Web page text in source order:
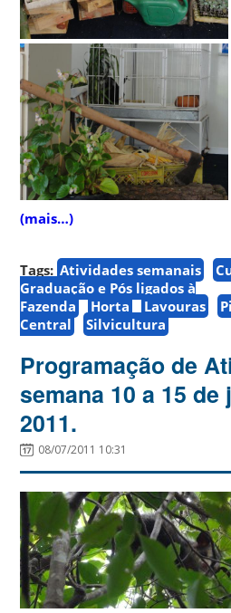
(mais…)
Tags: Atividades semanais
Graduação e Pós ligados à
Fazenda
Horta Lavouras
Central
Silvicultura
Programação de
semana 10 a 15 de
2011.
08/07/2011 10:31